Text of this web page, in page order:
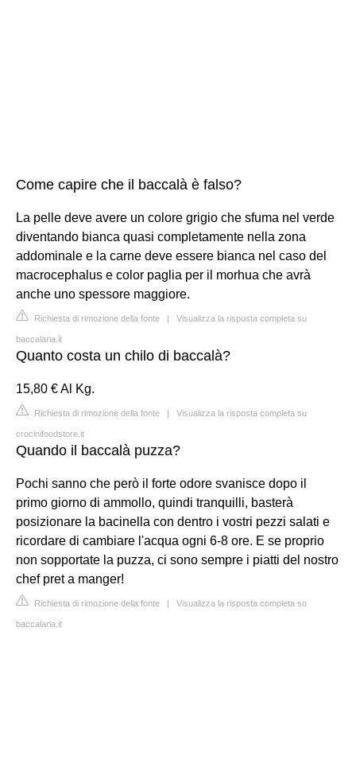
Come capire che il baccalà è falso?
La pelle deve avere un colore grigio che sfuma nel verde
diventando bianca quasi completamente nella zona
addominale e la carne deve essere bianca nel caso del
macrocephalus e color paglia per il morhua che avrà
anche uno spessore maggiore.
Richiesta di rimozione della fonte | Visualizza la risposta completa su
baccalaria.it
Quanto costa un chilo di baccalà?
15,80 € Al Kg.
Richiesta di rimozione della fonte | Visualizza la risposta completa su
crocinifoodstore.it
Quando il baccalà puzza?
Pochi sanno che però il forte odore svanisce dopo il
primo giorno di ammollo, quindi tranquilli, basterà
posizionare la bacinella con dentro i vostri pezzi salati e
ricordare di cambiare l'acqua ogni 6-8 ore. E se proprio
non sopportate la puzza, ci sono sempre i piatti del nostro
chef pret a manger!
Richiesta di rimozione della fonte | Visualizza la risposta completa su
baccalaria.it